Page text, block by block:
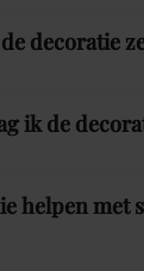
decoratie
ik de
helpen met